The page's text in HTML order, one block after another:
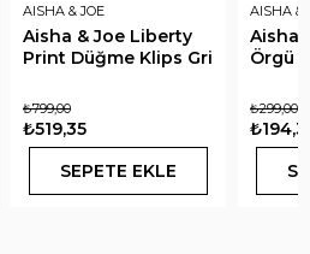
AISHA & JOE
Aisha & Joe Liberty
Print Düğme Klips Gri
₺519,35
₺799,00
SEPETE EKLE
AISHA &
Aisha
Örgü
₺299,00